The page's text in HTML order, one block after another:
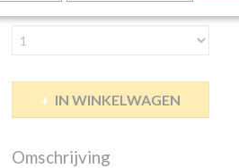
IN WINKELWAGEN
Omschrijving